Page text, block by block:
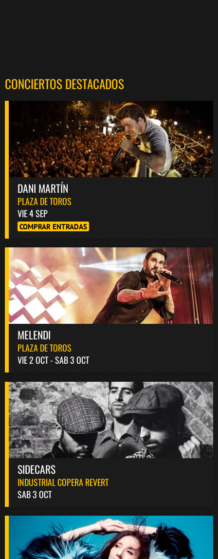
CONCIERTOS DESTACADOS
DANI MARTÍN
PLAZA DE TOROS
VIE 4 SEP
COMPRAR ENTRADAS
MELENDI
PLAZA DE TOROS
VIE 2 OCT - SAB 3 OCT
SIDECARS
INDUSTRIAL COPERA REVERT
SAB 3 OCT